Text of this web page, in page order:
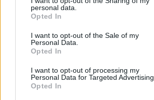
personal data.
Opted In
I want to opt-out of the Sale of my
Personal Data.
Opted In
I want to opt-out of processing my
Personal Data for Targeted Advertising.
Opted In
Διάβασε επίσης: